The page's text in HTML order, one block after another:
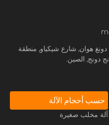
لا. 120 طريق دونغ هوان, شارع شيكياو, منطقة
دونج, الصين.
حسب أحجام الآلة
مخلب صغيرة